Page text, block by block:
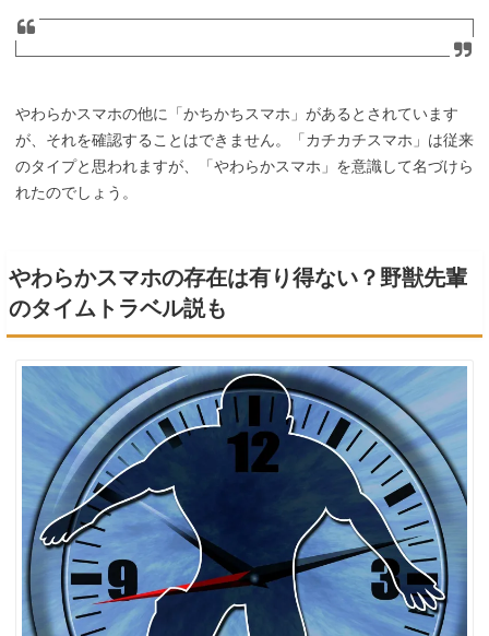
やわらかスマホの他に「かちかちスマホ」があるとされています
が、それを確認することはできません。「カチカチスマホ」は従来
のタイプと思われますが、「やわらかスマホ」を意識して名づけら
れたのでしょう。
やわらかスマホの存在は有り得ない？野獣先輩
のタイムトラベル説も